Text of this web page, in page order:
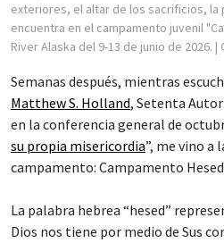
exteriores, el altar de los sacrificios, la
encuentra en el campamento juvenil
River Alaska del 9-13 de junio de 2026. |
Semanas después, mientras
Matthew S. Holland, Setenta
en la conferencia general de
su propia misericordia”, me vino a
campamento: Campamento
La palabra hebrea “hesed”
Dios nos tiene por medio de Sus